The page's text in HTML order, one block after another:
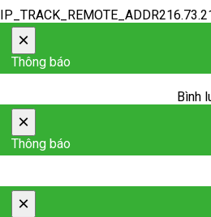
×
Thông báo
Bình
×
Thông báo
×